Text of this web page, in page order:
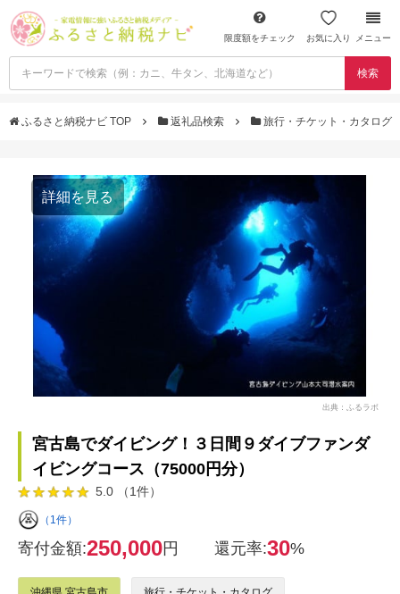
限度額をチェック お気に入り メニュー
検索
ふるさと納税ナビ TOP 返礼品検索 旅行・チケット・カタログ
詳細を見る
出典：ふるラボ
宮古島でダイビング！３日間９ダイブファンダ
イビングコース（75000円分）
5.0 （1件）
（1件）
寄付金額:250,000円 還元率:30%